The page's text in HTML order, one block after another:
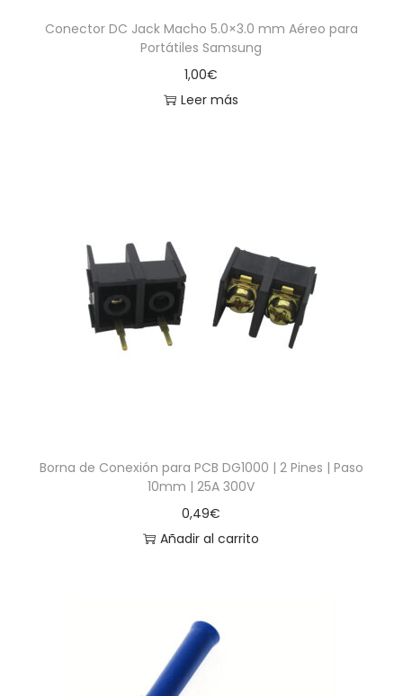
Conector DC Jack Macho 5.0×3.0 mm Aéreo para
Portátiles Samsung
1,00€
Leer más
Borna de Conexión para PCB DG1000 | 2 Pines | Paso
10mm | 25A 300V
0,49€
Añadir al carrito